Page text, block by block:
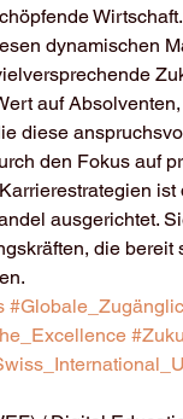
Wirtschaft.
dynamischen
auf
diese
den Fokus auf
ist
ausgerichtet.
die bereit